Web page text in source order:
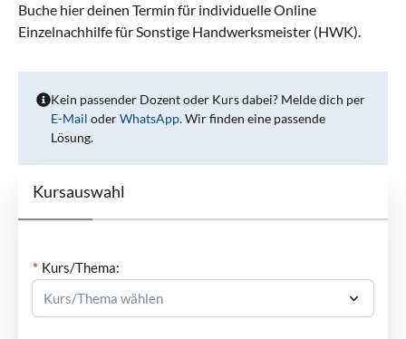
Buche hier deinen Termin für individuelle Online
Einzelnachhilfe für Sonstige Handwerksmeister (HWK).
Kein passender Dozent oder Kurs dabei? Melde dich per
E-Mail oderWhatsApp. Wir finden eine passende
Lösung.
Kursauswahl
Kurs/Thema: